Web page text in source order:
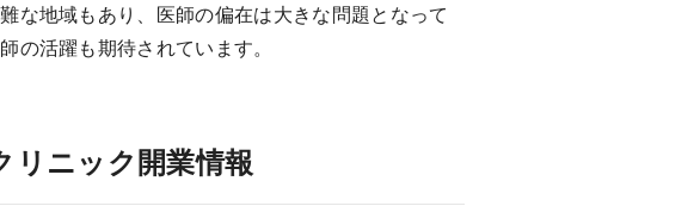
な地域もあり、医師の偏在は大きな問題となって
の活躍も期待されています。
リニック開業情報